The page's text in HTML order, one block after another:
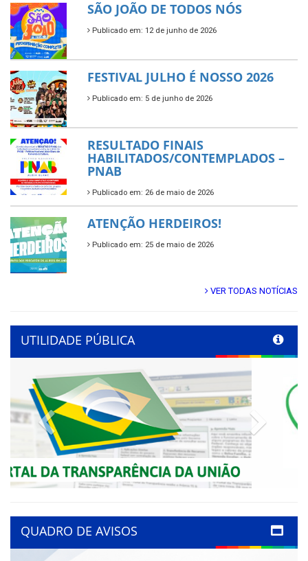
SÃO JOÃO DE TODOS NÓS
Publicado em: 12 de junho de 2026
FESTIVAL JULHO É NOSSO 2026
Publicado em: 5 de junho de 2026
RESULTADO FINAIS
HABILITADOS/CONTEMPLADOS –
PNAB
Publicado em: 26 de maio de 2026
ATENÇÃO HERDEIROS!
Publicado em: 25 de maio de 2026
VER TODAS NOTÍCIAS
UTILIDADE PÚBLICA
Previous Next
QUADRO DE AVISOS